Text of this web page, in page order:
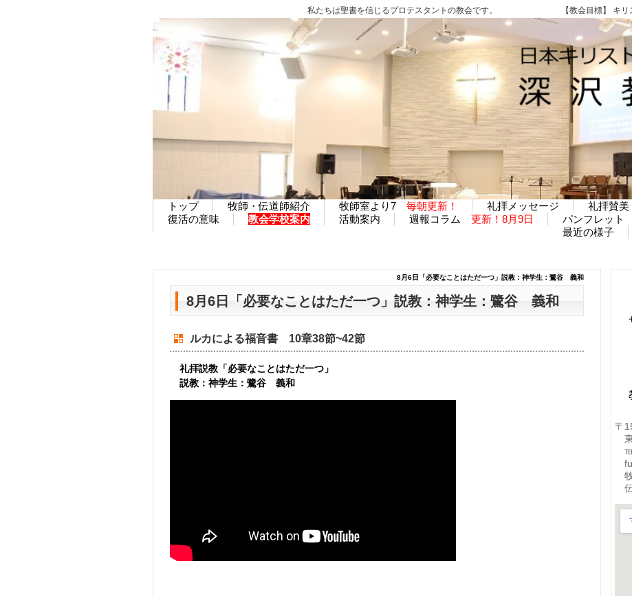
私たちは聖書を信じるプロテスタントの教会です。 【教会目標】 キリスト
トップ 牧師・伝道師紹介 牧師室より7 毎朝更新！ 礼拝メッセージ 礼拝賛美
復活の意味
教会学校案内 活動案内 週報コラム 更新！8月9日 パンフレット
最近の様子
8月6日「必要なことはただ一つ」説教：神学生：鷺谷 義和
8月6日「必要なことはただ一つ」説教：神学生：鷺谷 義和
ルカによる福音書 10章38節~42節
礼拝説教「必要なことはただ一つ」
説教：神学生：鷺谷 義和
〒